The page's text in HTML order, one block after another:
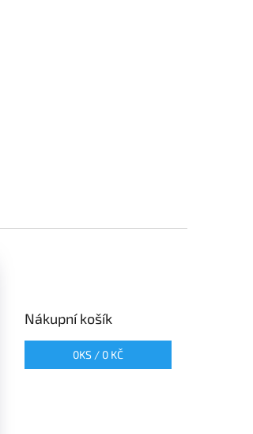
Nákupní košík
0KS / 0 KČ